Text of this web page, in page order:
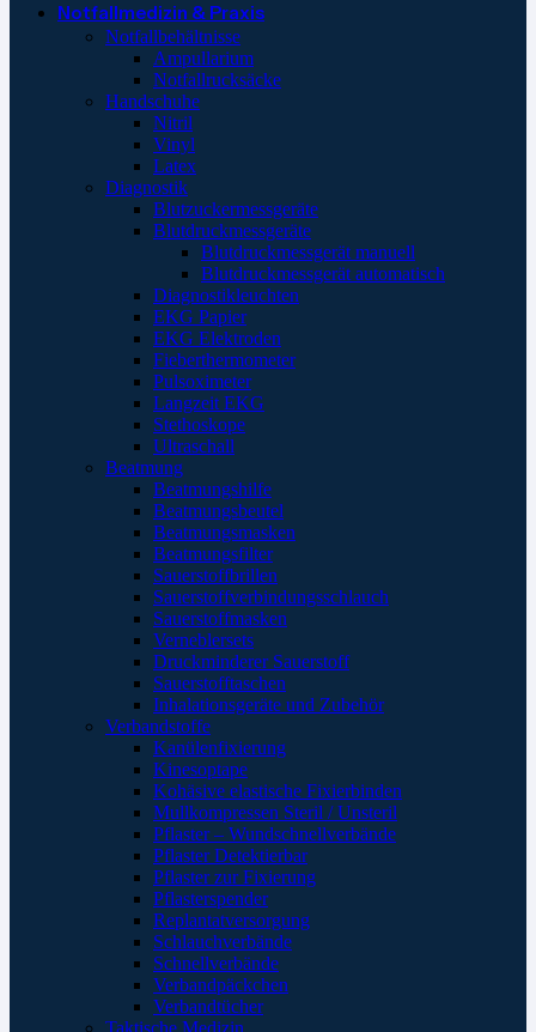
Notfallmedizin & Praxis
Notfallbehältnisse
Ampullarium
Notfallrucksäcke
Handschuhe
Nitril
Vinyl
Latex
Diagnostik
Blutzuckermessgeräte
Blutdruckmessgeräte
Blutdruckmessgerät manuell
Blutdruckmessgerät automatisch
Diagnostikleuchten
EKG Papier
EKG Elektroden
Fieberthermometer
Pulsoximeter
Langzeit EKG
Stethoskope
Ultraschall
Beatmung
Beatmungshilfe
Beatmungsbeutel
Beatmungsmasken
Beatmungsfilter
Sauerstoffbrillen
Sauerstoffverbindungsschlauch
Sauerstoffmasken
Verneblersets
Druckminderer Sauerstoff
Sauerstofftaschen
Inhalationsgeräte und Zubehör
Verbandstoffe
Kanülenfixierung
Kinesoptape
Kohäsive elastische Fixierbinden
Mullkompressen Steril / Unsteril
Pflaster – Wundschnellverbände
Pflaster Detektierbar
Pflaster zur Fixierung
Pflasterspender
Replantatversorgung
Schlauchverbände
Schnellverbände
Verbandpäckchen
Verbandtücher
Taktische Medizin